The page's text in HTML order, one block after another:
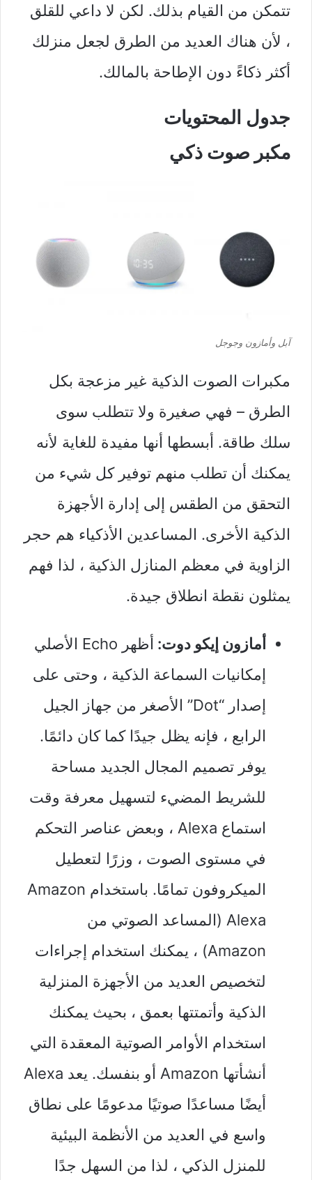
تتمكن من القيام بذلك. لكن لا داعي للقلق
، لأن هناك العديد من الطرق لجعل منزلك
أكثر ذكاءً دون الإطاحة بالمالك.
جدول المحتويات
مكبر صوت ذكي
آبل وأمازون وجوجل
مكبرات الصوت الذكية غير مزعجة بكل
الطرق – فهي صغيرة ولا تتطلب سوى
سلك طاقة. أبسطها أنها مفيدة للغاية لأنه
يمكنك أن تطلب منهم توفير كل شيء من
التحقق من الطقس إلى إدارة الأجهزة
الذكية الأخرى. المساعدين الأذكياء هم حجر
الزاوية في معظم المنازل الذكية ، لذا فهم
يمثلون نقطة انطلاق جيدة.
أمازون إيكو دوت:
أظهر Echo الأصلي
إمكانيات السماعة الذكية ، وحتى على
إصدار “Dot” الأصغر من جهاز الجيل
الرابع ، فإنه يظل جيدًا كما كان دائمًا.
يوفر تصميم المجال الجديد مساحة
للشريط المضيء لتسهيل معرفة وقت
استماع Alexa ، وبعض عناصر التحكم
في مستوى الصوت ، وزرًا لتعطيل
الميكروفون تمامًا. باستخدام Amazon
Alexa (المساعد الصوتي من
Amazon) ، يمكنك استخدام إجراءات
لتخصيص العديد من الأجهزة المنزلية
الذكية وأتمتتها بعمق ، بحيث يمكنك
استخدام الأوامر الصوتية المعقدة التي
أنشأتها Amazon أو بنفسك. يعد Alexa
أيضًا مساعدًا صوتيًا مدعومًا على نطاق
واسع في العديد من الأنظمة البيئية
للمنزل الذكي ، لذا من السهل جدًا